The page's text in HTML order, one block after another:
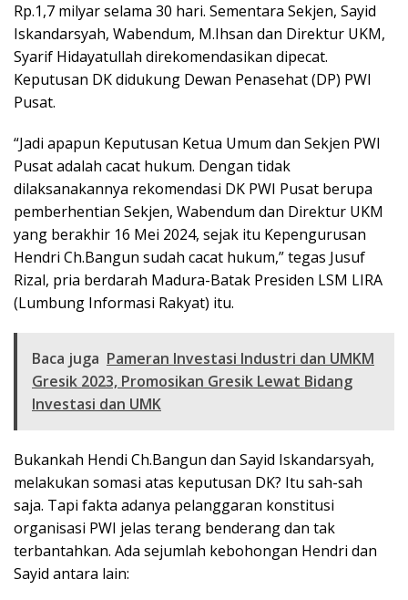
Rp.1,7 milyar selama 30 hari. Sementara Sekjen, Sayid
Iskandarsyah, Wabendum, M.Ihsan dan Direktur UKM,
Syarif Hidayatullah direkomendasikan dipecat.
Keputusan DK didukung Dewan Penasehat (DP) PWI
Pusat.
“Jadi apapun Keputusan Ketua Umum dan Sekjen PWI
Pusat adalah cacat hukum. Dengan tidak
dilaksanakannya rekomendasi DK PWI Pusat berupa
pemberhentian Sekjen, Wabendum dan Direktur UKM
yang berakhir 16 Mei 2024, sejak itu Kepengurusan
Hendri Ch.Bangun sudah cacat hukum,” tegas Jusuf
Rizal, pria berdarah Madura-Batak Presiden LSM LIRA
(Lumbung Informasi Rakyat) itu.
Baca juga Pameran Investasi Industri dan UMKM
Gresik 2023, Promosikan Gresik Lewat Bidang
Investasi dan UMK
Bukankah Hendi Ch.Bangun dan Sayid Iskandarsyah,
melakukan somasi atas keputusan DK? Itu sah-sah
saja. Tapi fakta adanya pelanggaran konstitusi
organisasi PWI jelas terang benderang dan tak
terbantahkan. Ada sejumlah kebohongan Hendri dan
Sayid antara lain: